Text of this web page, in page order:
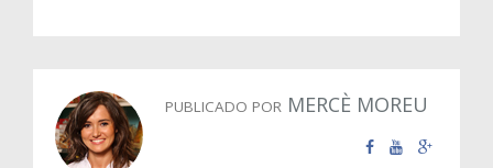
PUBLICADO POR MERCÈ MOREU